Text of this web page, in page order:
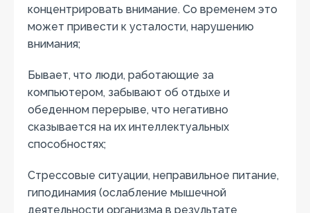
концентрировать внимание. Со временем это
может привести к усталости, нарушению
внимания;
Бывает, что люди, работающие за
компьютером, забывают об отдыхе и
обеденном перерыве, что негативно
сказывается на их интеллектуальных
способностях;
Стрессовые ситуации, неправильное питание,
гиподинамия (ослабление мышечной
деятельности организма в результате